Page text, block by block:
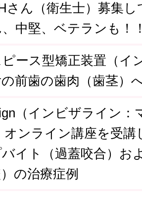
ん（衛生士）募集し
中堅、ベテランも！
ース型矯正装置（イ
前歯の歯肉（歯茎）
（インビザライン：
オンライン講座を受講
バイト（過蓋咬合）お
）の治療症例